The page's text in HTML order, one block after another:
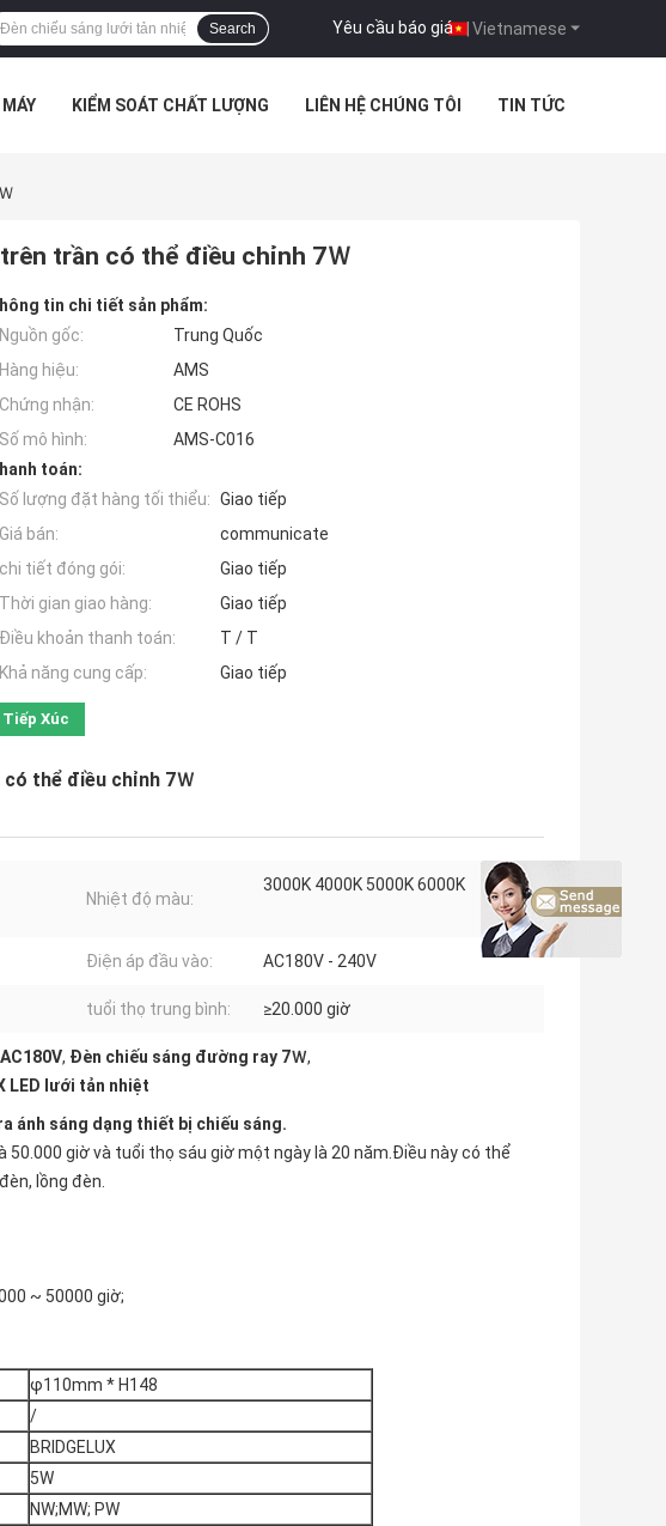
Vietnamese
Yêu cầu báo giá |
Search
KIỂM SOÁT CHẤT LƯỢNG LIÊN HỆ CHÚNG TÔI TIN TỨC
trần có thể điều chỉnh 7Ｗ
tin chi tiết sản phẩm:
Nguồn gốc:
Trung Quốc
Hàng hiệu:
AMS
Chứng nhận:
CE ROHS
Số mô hình:
AMS-C016
toán:
Số lượng đặt hàng tối thiểu: Giao tiếp
Giá bán:
communicate
chi tiết đóng gói:
Giao tiếp
Thời gian giao hàng:
Giao tiếp
Điều khoản thanh toán:
T / T
Khả năng cung cấp:
Giao tiếp
Tiếp Xúc
thể điều chỉnh 7Ｗ
Nhiệt độ màu:
3000K 4000K 5000K 6000K
Điện áp đầu vào: AC180V - 240V
tuổi thọ trung bình: ≥20.000 giờ
, Đèn chiếu sáng đường ray 7Ｗ,
LED lưới tản nhiệt
ánh sáng dạng thiết bị chiếu sáng.
50.000 giờ và tuổi thọ sáu giờ một ngày là 20 năm.Điều này có thể
lồng đèn.
~ 50000 giờ;
φ110mm * H148
/
BRIDGELUX
5W
NW;MW; PW